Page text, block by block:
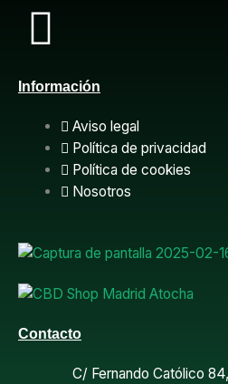
F
a
c
e
b
o
o
k
Información
Aviso legal
Política de privacidad
Política de cookies
Nosotros
Contacto
C/ Fernando Católico